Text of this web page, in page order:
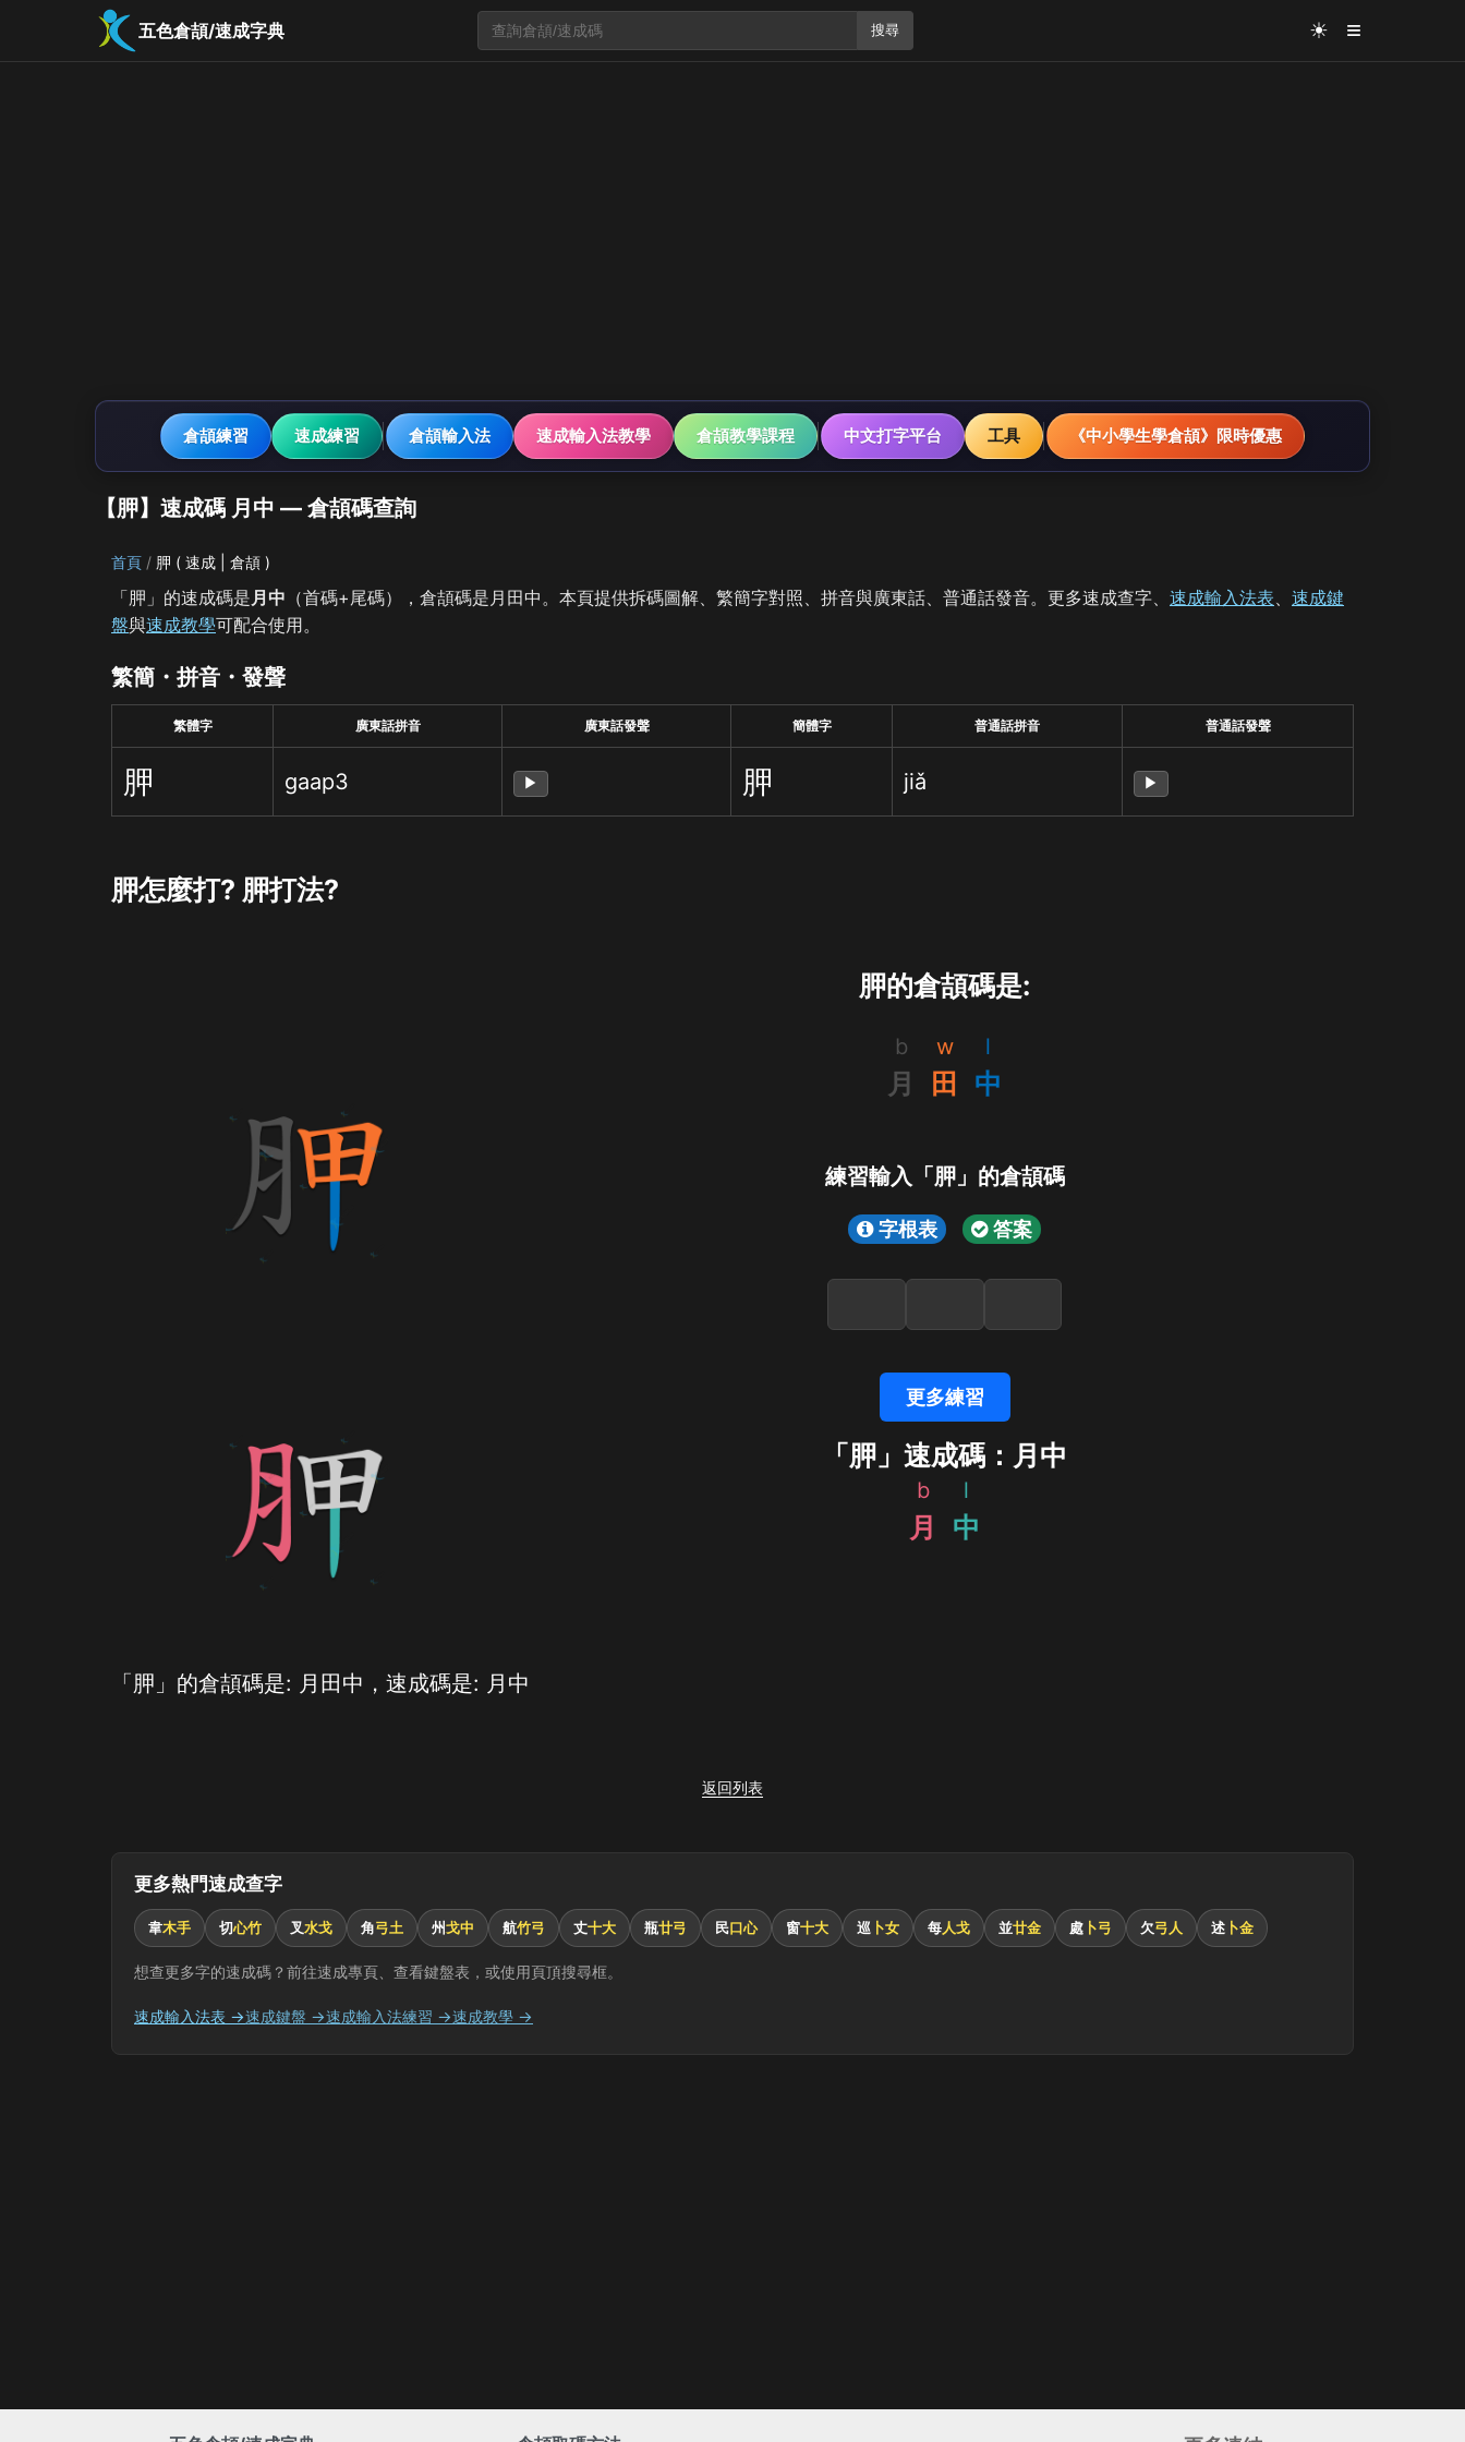
五色倉頡/速成字典 搜尋 ☀ ≡
倉頡練習 速成練習 倉頡輸入法 速成輸入法教學 倉頡教學課程 中文打字平台 工具 《中小學生學倉頡》限時優惠
【胛】速成碼 月中 — 倉頡碼查詢
首頁 胛 ( 速成 | 倉頡 )
「胛」的速成碼是月中 （首碼+尾碼），倉頡碼是月田中。本頁提供拆碼圖解、繁簡字對照、拼音與廣東話、普通話發音。更多速成查字、 速成輸入法表、 速成鍵
盤與速成教學可配合使用。
繁簡・拼音・發聲
繁體字 廣東話拼音 廣東話發聲 簡體字 普通話拼音 普通話發聲
胛 gaap3 ▶ 胛 jiǎ ▶
胛怎麼打? 胛打法?
胛的倉頡碼是:
b
月
w
田
l
中
練習輸入「胛」的倉頡碼
字根表 答案
更多練習
「胛」速成碼：月中
b
月
l
中
「胛」的倉頡碼是: 月田中，速成碼是: 月中
返回列表
更多熱門速成查字
韋木手 切心竹 叉水戈 角弓土 州戈中 航竹弓 丈十大 瓶廿弓 民口心 窗十大 巡 卜女 每人戈 並廿金 處 卜弓 欠弓人 述 卜金
想查更多字的速成碼？前往速成專頁、查看鍵盤表，或使用頁頂搜尋框。
速成輸入法表 →速成鍵盤 →速成輸入法練習 →速成教學 →